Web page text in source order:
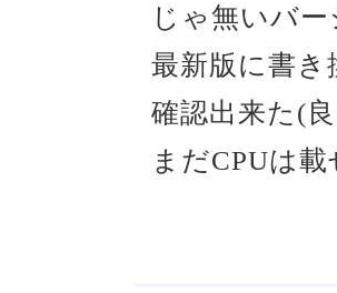
じゃ無いバ
最新版に書き
確認出来た(
まだCPUは